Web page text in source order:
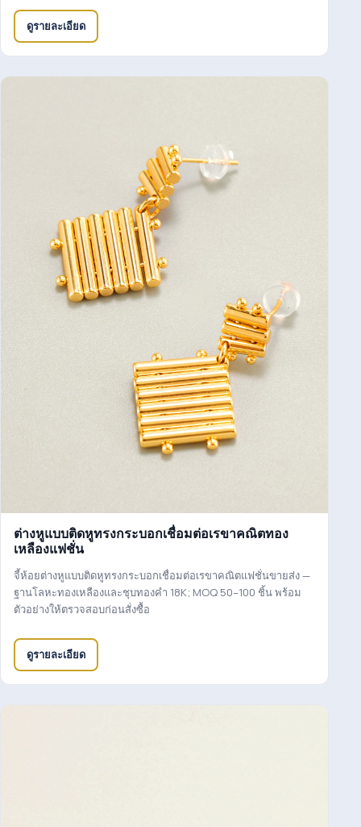
ดูรายละเอียด
ต่างหูแบบติดหูทรงกระบอกเชื่อมต่อเรขาคณิตทอง
เหลืองแฟชั่น
จี้ห้อยต่างหูแบบติดหูทรงกระบอกเชื่อมต่อเรขาคณิตแฟชั่นขายส่ง —
ฐานโลหะทองเหลืองและชุบทองคำ 18K; MOQ 50–100 ชิ้น พร้อม
ตัวอย่างให้ตรวจสอบก่อนสั่งซื้อ
ดูรายละเอียด